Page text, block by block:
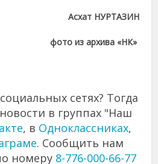
Асхат НУРТАЗИН
фото из архива «НК»
сетях? Тогда
в группах "Наш
, в Одноклассниках,
. Сообщить нам
номеру 8-776-000-66-77